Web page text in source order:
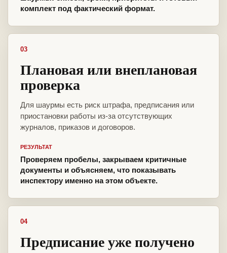
комплект под фактический формат.
03
Плановая или внеплановая
проверка
Для шаурмы есть риск штрафа, предписания или
приостановки работы из-за отсутствующих
журналов, приказов и договоров.
РЕЗУЛЬТАТ
Проверяем пробелы, закрываем критичные
документы и объясняем, что показывать
инспектору именно на этом объекте.
04
Предписание уже получено